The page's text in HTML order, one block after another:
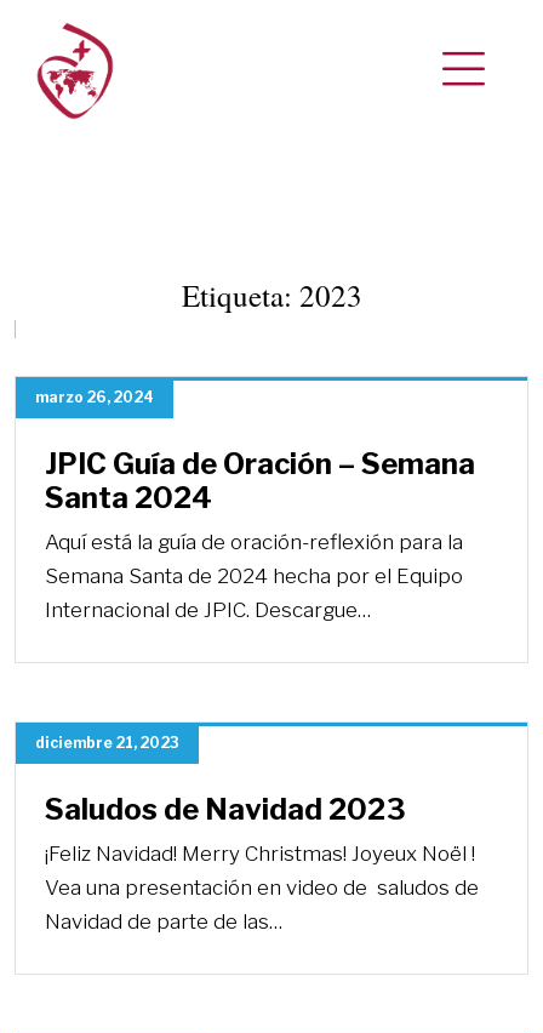
Etiqueta: 2023
marzo 26, 2024
JPIC Guía de Oración – Semana
Santa 2024
Aquí está la guía de oración-reflexión para la
Semana Santa de 2024 hecha por el Equipo
Internacional de JPIC. Descargue…
diciembre 21, 2023
Saludos de Navidad 2023
¡Feliz Navidad! Merry Christmas! Joyeux Noël !
Vea una presentación en video de saludos de
Navidad de parte de las…